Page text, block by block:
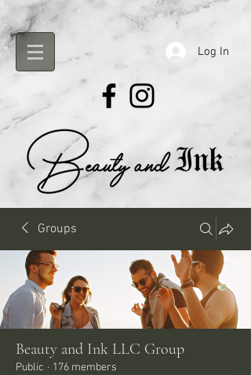
Log In
Groups
Beauty and Ink LLC Group
Public · 176 members